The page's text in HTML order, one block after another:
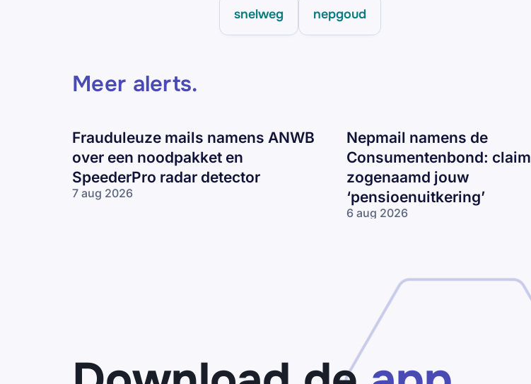
snelweg nepgoud
Meer alerts.
Frauduleuze mails namens ANWB
over een noodpakket en
SpeederPro radar detector
7 aug 2026
Frauduleuze
Nepmail namens de
Consumentenbond: claim
zogenaamd jouw
‘pensioenuitkering’
6 aug 2026
‘pensioenuitkering’